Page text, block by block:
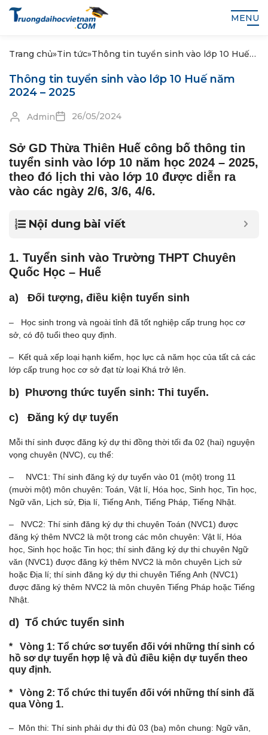
MENU
Trang chủ»Tin tức»Thông tin tuyển sinh vào lớp 10 Huế
Thông tin tuyển sinh vào lớp 10 Huế năm
2024 – 2025
Admin 26/05/2024
Sở GD Thừa Thiên Huế công bố thông tin
tuyển sinh vào lớp 10 năm học 2024 – 2025,
theo đó lịch thi vào lớp 10 được diễn ra
vào các ngày 2/6, 3/6, 4/6.
Nội dung bài viết
1. Tuyển sinh vào Trường THPT Chuyên
Quốc Học – Huế
a) Đối tượng, điều kiện tuyển sinh
– Học sinh trong và ngoài tỉnh đã tốt nghiệp cấp trung học cơ
sở, có độ tuổi theo quy định.
– Kết quả xếp loại hạnh kiểm, học lực cả năm học của tất cả các
lớp cấp trung học cơ sở đạt từ loại Khá trở lên.
b) Phương thức tuyển sinh: Thi tuyển.
c) Đăng ký dự tuyển
Mỗi thí sinh được đăng ký dự thi đồng thời tối đa 02 (hai) nguyện
vọng chuyên (NVC), cụ thể:
– NVC1: Thí sinh đăng ký dự tuyển vào 01 (một) trong 11
(mười một) môn chuyên: Toán, Vật lí, Hóa học, Sinh học, Tin học,
Ngữ văn, Lịch sử, Địa lí, Tiếng Anh, Tiếng Pháp, Tiếng Nhật.
– NVC2: Thí sinh đăng ký dự thi chuyên Toán (NVC1) được
đăng ký thêm NVC2 là một trong các môn chuyên: Vật lí, Hóa
học, Sinh học hoặc Tin học; thí sinh đăng ký dự thi chuyên Ngữ
văn (NVC1) được đăng ký thêm NVC2 là môn chuyên Lịch sử
hoặc Địa lí; thí sinh đăng ký dự thi chuyên Tiếng Anh (NVC1)
được đăng ký thêm NVC2 là môn chuyên Tiếng Pháp hoặc Tiếng
Nhật.
d) Tổ chức tuyển sinh
* Vòng 1: Tổ chức sơ tuyển đối với những thí sinh có
hồ sơ dự tuyển hợp lệ và đủ điều kiện dự tuyển theo
quy định.
* Vòng 2: Tổ chức thi tuyển đối với những thí sinh đã
qua Vòng 1.
– Môn thi: Thí sinh phải dự thi đủ 03 (ba) môn chung: Ngữ văn,